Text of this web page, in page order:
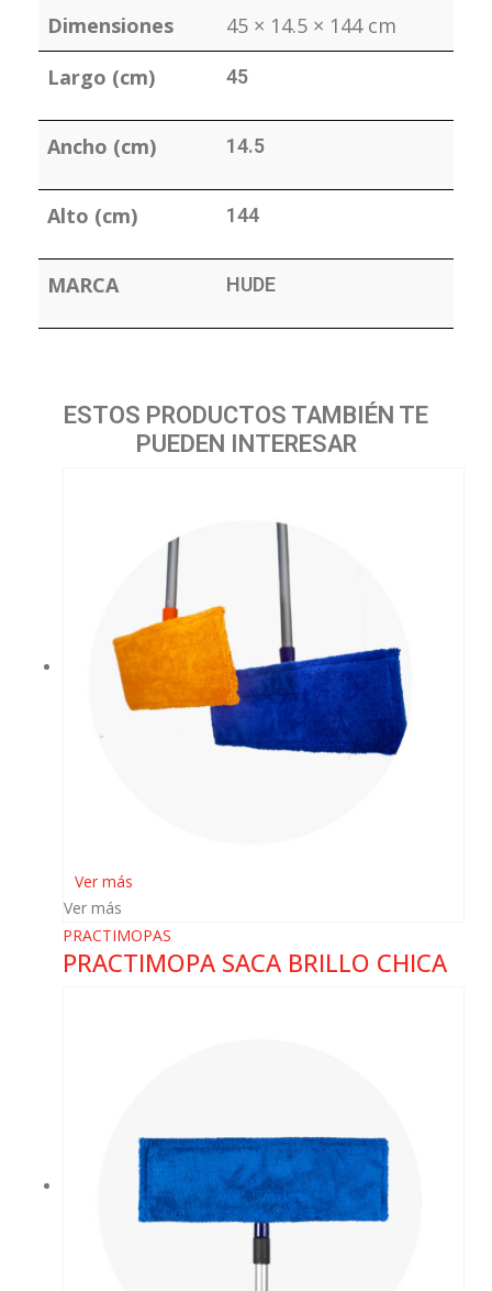
Dimensiones
45 × 14.5 × 144 cm
Largo (cm)
45
Ancho (cm) 14.5
Alto (cm) 144
MARCA HUDE
ESTOS PRODUCTOS TAMBIÉN TE
PUEDEN INTERESAR
Ver más
Ver más
PRACTIMOPAS
PRACTIMOPA SACA BRILLO CHICA